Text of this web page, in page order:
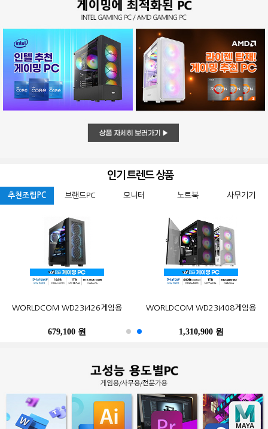
인기 트렌드 상품
추천조립PC 브랜드PC 모니터 노트북 사무기기
WORLDCOM WD23I426게임용
679,100 원
WORLDCOM WD23I408게임용
1,310,900 원
N100 Win10Pro (4GB, M.2
402,900 원
N10C6L2M Fanless Wi-Fi 6E Win11
486,200 원
MSI G27CQ4 E2 게이밍 170
WQHD HDR 무결점
249,000 원
한성컴퓨터 TFG32Q07P IPS QHD
리얼 75
247,500 원
포유디지탈 iMUZ 컨버터 탭 14 PRO
(스탠드 포함, SSD 256GB)
490,500 원
삼성전자 2017 노트북9 Always
NT900X3N-K517S (기본)
39,300 원
삼성전자 SL-C513W (기본토너)
259,000 원
Epson 정품 무한 L6290 (무한잉크)
396,000 원